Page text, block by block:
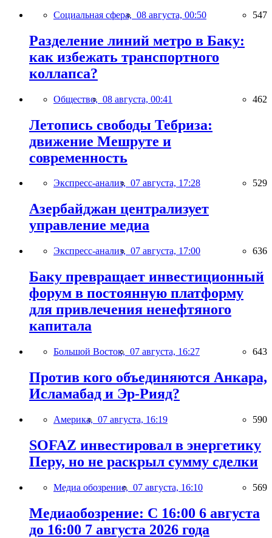
Социальная сфера, 08 августа, 00:50 547
Разделение линий метро в Баку:
как избежать транспортного
коллапса?
Общество, 08 августа, 00:41 462
Летопись свободы Тебриза:
движение Мешруте и
современность
Экспресс-анализ, 07 августа, 17:28 529
Азербайджан централизует
управление медиа
Экспресс-анализ, 07 августа, 17:00 636
Баку превращает инвестиционный
форум в постоянную платформу
для привлечения ненефтяного
капитала
Большой Восток, 07 августа, 16:27 643
Против кого объединяются Анкара,
Исламабад и Эр-Рияд?
Америка, 07 августа, 16:19 590
SOFAZ инвестировал в энергетику
Перу, но не раскрыл сумму сделки
Медиа обозрение, 07 августа, 16:10 569
Медиаобозрение: С 16:00 6 августа
до 16:00 7 августа 2026 года